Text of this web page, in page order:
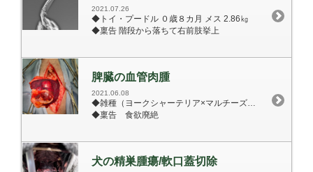
2021.07.26
◆トイ・プードル ０歳８カ月 メス 2.86㎏
◆稟告 階段から落ちて右前肢挙上
脾臓の血管肉腫
2021.06.08
◆雑種（ヨークシャーテリア×マルチーズ） 11歳11カ月 避妊メス 体重 4.0k g
◆稟告 食欲廃絶
犬の精巣腫瘍/軟口蓋切除